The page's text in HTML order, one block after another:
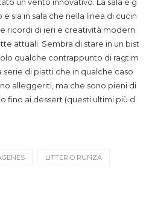
sia in sala che nella linea di cucin
ricordi di ieri e creatività modern
attuali. Sembra di stare in un bist
qualche contrappunto di ragtim
serie di piatti che in qualche caso
alleggeriti, ma che sono pieni di
fino ai dessert (questi ultimi più d
LITTERIO RUNZA